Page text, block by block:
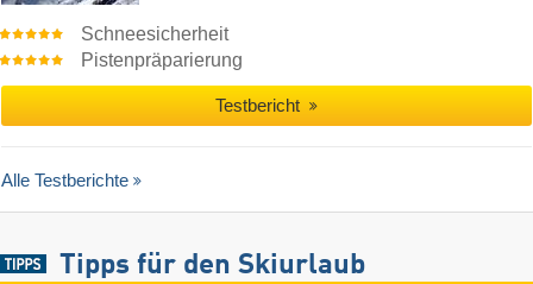
Schneesicherheit
Pistenpräparierung
Testbericht
Alle Testberichte
Tipps für den Skiurlaub